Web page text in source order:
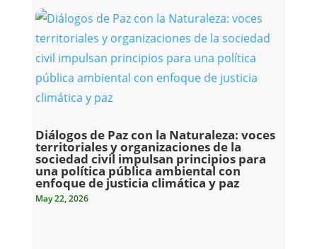
Diálogos de Paz con la Naturaleza: voces
territoriales y organizaciones de la
sociedad civil impulsan principios para
una política pública ambiental con
enfoque de justicia climática y paz
May 22, 2026